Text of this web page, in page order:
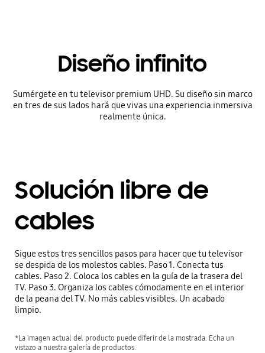
Diseño infinito
Sumérgete en tu televisor premium UHD. Su diseño sin marco
en tres de sus lados hará que vivas una experiencia inmersiva
realmente única.
Solución libre de
cables
Sigue estos tres sencillos pasos para hacer que tu televisor
se despida de los molestos cables. Paso 1. Conecta tus
cables. Paso 2. Coloca los cables en la guía de la trasera del
TV. Paso 3. Organiza los cables cómodamente en el interior
de la peana del TV. No más cables visibles. Un acabado
limpio.
*La imagen actual del producto puede diferir de la mostrada. Echa un
vistazo a nuestra galería de productos.